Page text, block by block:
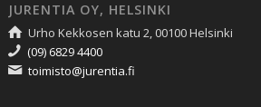
JURENTIA OY, HELSINKI
Urho Kekkosen katu 2, 00100 Helsinki
(09) 6829 4400
toimisto@jurentia.fi